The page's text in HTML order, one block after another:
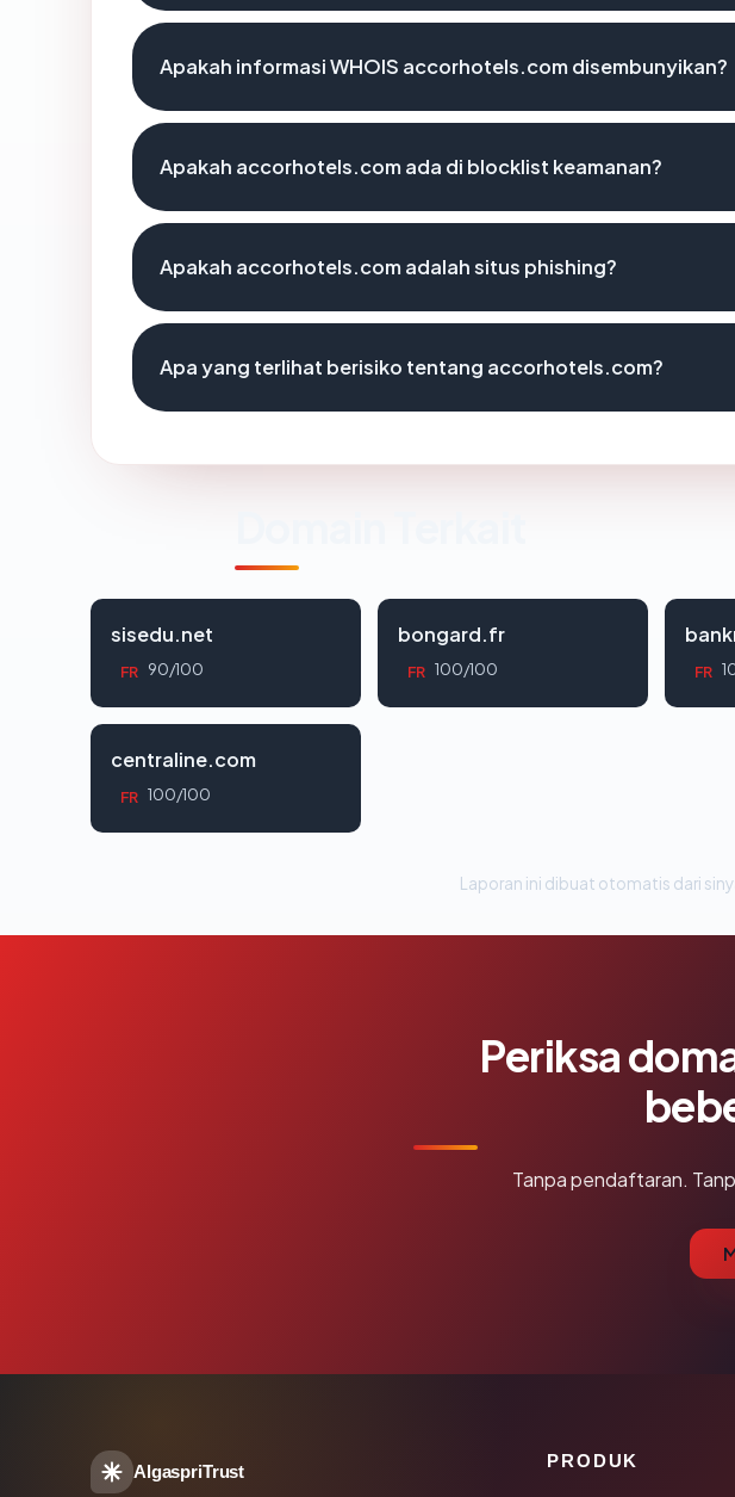
Apakah informasi WHOIS accorhotels.com disembunyikan?
Apakah accorhotels.com ada di blocklist keamanan?
Apakah accorhotels.com adalah situs phishing?
Apa yang terlihat berisiko tentang accorhotels.com?
sisedu.net
FR 90/100
bongard.fr
FR 100/100 FR
centraline.com
FR 100/100
Laporan ini dibuat otomatis dari
Periksa
Tanpa pendaftaran.
AlgaspriTrust
PRODUK